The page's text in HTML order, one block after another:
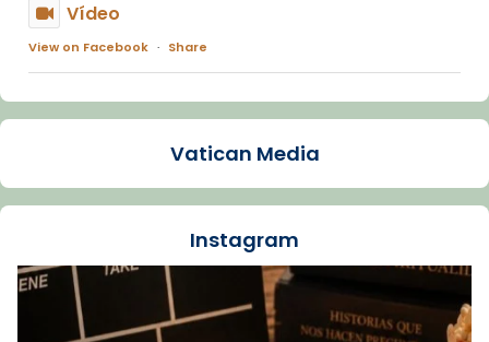
Vídeo
View on Facebook · Share
Arquebisbat de Barcelona
La Carmina va patir depressió. Fa gairebé
dos mesos, a l'Estadi Lluís Companys, la
Recupera l'entrevista comp
Vatican
tican News 👇
Vatican Media
Instagram